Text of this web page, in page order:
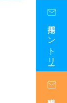
採用エントリー